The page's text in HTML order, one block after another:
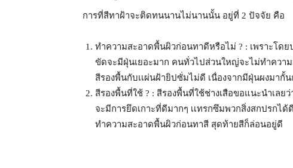
การที่สีทาฝ้าจะติดทนนานไม่นานนั้น อยู่ที่ 2 ปัจจัย คือ
ทำความสะอาดพื้นผิวก่อนทาดีหรือไม่ ? : เพราะโด
ขัดจะมีฝุ่นเยอะมาก คนทั่วไปส่วนใหญ่จะไม่ทำควา
สีรองพื้นกับเเผ่นฝ้ายิปซั่มไม่ดี เนื่องจากมีฝุ่นผงมากั้น
สีรองพื้นที่ใช้ ? : สีรองพื้นที่ใช้ช่างเสือขอแนะนำเลย
จะมีการยึดเกาะที่ดีมากๆ เเทรกซึมพวกสิ่งสกปรกได้
ทำความสะอาดพื้นผิวก่อนทาสี สุดท้ายสีก็ล่อนอยู่ดี